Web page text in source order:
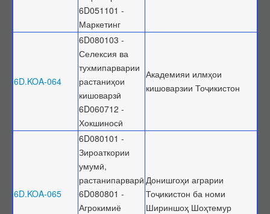
6D051101 -
Маркетинг
6D.KOA-064
6D080103 -
Селексия ва
тухмипарварии
растаниҳои
кишоварзӣ
6D060712 -
Хокшиносӣ
Академияи илмҳои
кишоварзии Тоҷикистон
6D.KOA-065
6D080101 -
Зироаткории
умумӣ,
растанипарварӣ
6D080801 -
Агрокимиё
Донишгоҳи аграрии
Тоҷикистон ба номи
Шириншоҳ Шоҳтемур